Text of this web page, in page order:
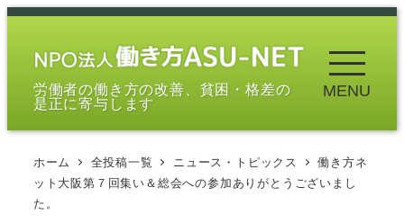
メ
労働者の働き方の改善、貧困・格差の
是正に寄与します
MENU
ホーム 全投稿一覧 ニュース・トピックス
働き方ネ
ット大阪第７回集い＆総会への参加ありがとうございまし
た。